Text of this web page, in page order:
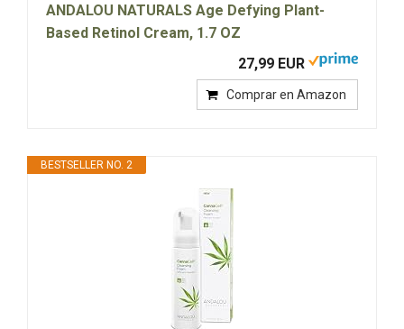
ANDALOU NATURALS Age Defying Plant-
Based Retinol Cream, 1.7 OZ
27,99 EUR
Comprar en Amazon
BESTSELLER NO. 2